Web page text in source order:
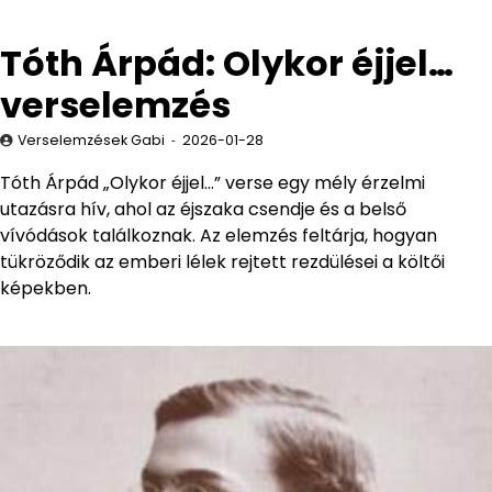
Tóth Árpád: Olykor éjjel…
verselemzés
Verselemzések Gabi 2026-01-28
Tóth Árpád „Olykor éjjel…” verse egy mély érzelmi
utazásra hív, ahol az éjszaka csendje és a belső
vívódások találkoznak. Az elemzés feltárja, hogyan
tükröződik az emberi lélek rejtett rezdülései a költői
képekben.